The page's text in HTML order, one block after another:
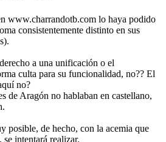
www.charrandotb.com lo haya podido
consistentemente distinto en sus
a una unificación o el
culta para su funcionalidad, no?? El
no?
de Aragón no hablaban en castellano,
posible, de hecho, con la acemia que
se intentará realizar.